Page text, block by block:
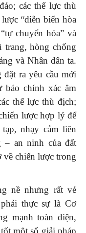
các thế lực thù
“diễn biến hòa
chuyển hóa” và
trang, hòng chống
và Nhân dân ta.
ra yêu cầu mới
báo chính xác âm
thế lực thù địch;
lược hợp lý để
nhạy cảm liên
– an ninh của đất
chiến lược trong
nề nhưng rất vẻ
thực sự là Cơ
mạnh toàn diện,
một số giải pháp